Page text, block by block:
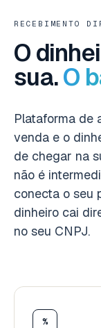
RECEBIMENTO
O
sua.O
Plataforma de
venda e o
de chegar na
não é
conecta o seu
dinheiro cai
no seu CNPJ.
%